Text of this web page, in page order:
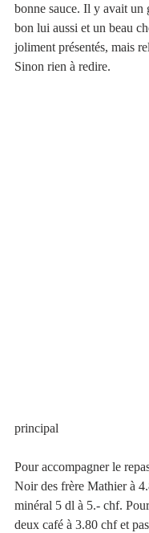
bonne sauce. Il y avait un
bon lui aussi et un beau
joliment présentés, mais
Sinon rien à redire.
principal
Pour accompagner le
Noir des frère Mathier à
minéral 5 dl à 5.- chf.
deux café à 3.80 chf et